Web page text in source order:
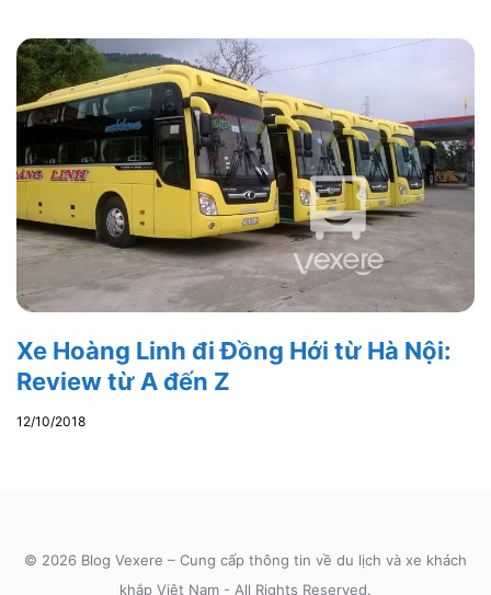
Xe Hoàng Linh đi Đồng Hới từ Hà Nội:
Review từ A đến Z
12/10/2018
© 2026 Blog Vexere – Cung cấp thông tin về du lịch và xe khách
khắp Việt Nam - All Rights Reserved.